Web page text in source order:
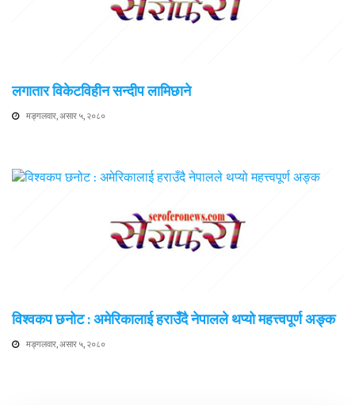
लगातार विकेटविहीन सन्दीप लामिछाने
मङ्गलवार, असार ५, २०८०
विश्वकप छनोट : अमेरिकालाई हराउँदै नेपालले थप्यो महत्त्वपूर्ण अङ्क
मङ्गलवार, असार ५, २०८०